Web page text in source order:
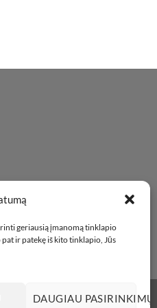
geriausią įmanomą tinklapio
ir patekę iš kito tinklapio, Jūs
DAUGIAU PASIRINKIMŲ